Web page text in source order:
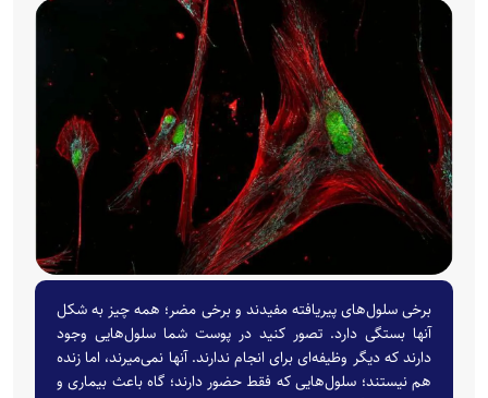
برخی سلول‌های پیریافته مفیدند و برخی مضر؛ همه چیز به شکل
آنها بستگی دارد. تصور کنید در پوست شما سلول‌هایی وجود
دارند که دیگر وظیفه‌ای برای انجام ندارند. آنها نمی‌میرند، اما زنده
هم نیستند؛ سلول‌هایی که فقط حضور دارند؛ گاه باعث بیماری و